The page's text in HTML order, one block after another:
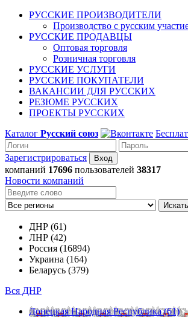
РУССКИЕ ПРОИЗВОДИТЕЛИ
Производство с русским
РУССКИЕ ПРОДАВЦЫ
Оптовая торговля
Розничная торговля
РУССКИЕ УСЛУГИ
РУССКИЕ ПОКУПАТЕЛИ
ВАКАНСИИ ДЛЯ РУССКИХ
РЕЗЮМЕ РУССКИХ
ПРОЕКТЫ РУССКИХ
Каталог Русский союз
Зарегистрироваться
компаний 17696 пользователей 38317
Новости компаний
Искать
ДНР (61)
ЛНР (42)
Россия (16894)
Украина (164)
Беларусь (379)
Вся ДНР
Донецкая Народная Республика (61)